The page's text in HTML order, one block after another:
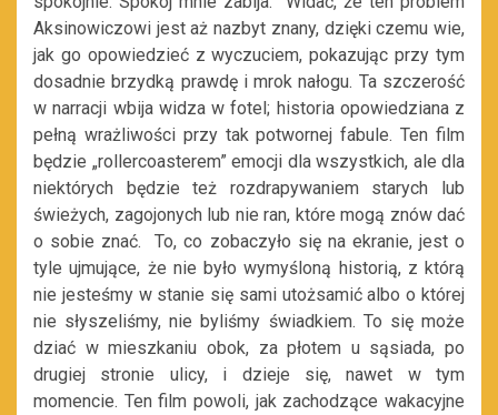
Aksinowiczowi jest aż nazbyt znany, dzięki czemu wie,
jak go opowiedzieć z wyczuciem, pokazując przy tym
dosadnie brzydką prawdę i mrok nałogu. Ta szczerość
w narracji wbija widza w fotel; historia opowiedziana z
pełną wrażliwości przy tak potwornej fabule. Ten film
będzie „rollercoasterem” emocji dla wszystkich, ale dla
niektórych będzie też rozdrapywaniem starych lub
świeżych, zagojonych lub nie ran, które mogą znów dać
o sobie znać. To, co zobaczyło się na ekranie, jest o
tyle ujmujące, że nie było wymyśloną historią, z którą
nie jesteśmy w stanie się sami utożsamić albo o której
nie słyszeliśmy, nie byliśmy świadkiem. To się może
dziać w mieszkaniu obok, za płotem u sąsiada, po
drugiej stronie ulicy, i dzieje się, nawet w tym
momencie. Ten film powoli, jak zachodzące wakacyjne